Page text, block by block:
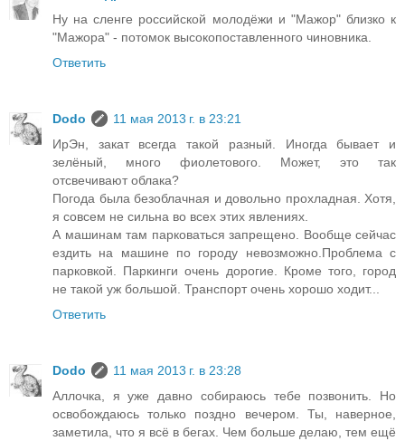
Ну на сленге российской молодёжи и "Мажор" близко к
"Мажора" - потомок высокопоставленного чиновника.
Ответить
Dodo
11 мая 2013 г. в 23:21
ИрЭн, закат всегда такой разный. Иногда бывает и
зелёный, много фиолетового. Может, это так
отсвечивают облака?
Погода была безоблачная и довольно прохладная. Хотя,
я совсем не сильна во всех этих явлениях.
А машинам там парковаться запрещено. Вообще сейчас
ездить на машине по городу невозможно.Проблема с
парковкой. Паркинги очень дорогие. Кроме того, город
не такой уж большой. Транспорт очень хорошо ходит...
Ответить
Dodo
11 мая 2013 г. в 23:28
Аллочка, я уже давно собираюсь тебе позвонить. Но
освобождаюсь только поздно вечером. Ты, наверное,
заметила, что я всё в бегах. Чем больше делаю, тем ещё